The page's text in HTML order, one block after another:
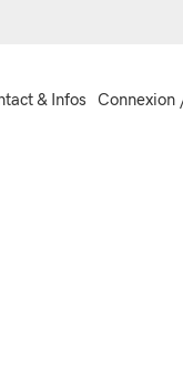
& Infos Connexion